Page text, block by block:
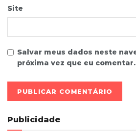
Site
Salvar meus dados neste
próxima vez que eu comentar.
Publicidade